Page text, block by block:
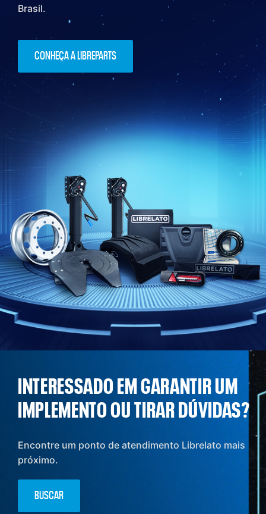
Brasil.
CONHEÇA A LIBREPARTS
INTERESSADO EM GARANTIR UM
IMPLEMENTO OU TIRAR DÚVIDAS?
Encontre um ponto de atendimento Librelato mais
próximo.
BUSCAR